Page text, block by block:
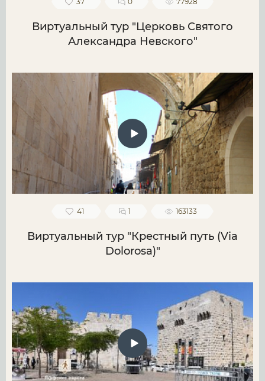
Виртуальный тур "Церковь Святого
Александра Невского"
41 1 163133
Виртуальный тур "Крестный путь (Via
Dolorosa)"